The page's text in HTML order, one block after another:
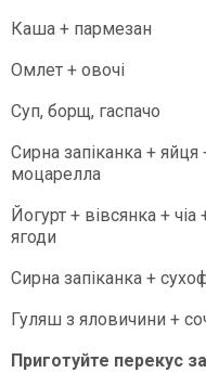
Каша + пармезан
Омлет + овочі
Суп, борщ, гаспачо
Сирна запіканка +
моцарелла
Йогурт + вівсянка +
ягоди
Сирна запіканка +
Гуляш з яловичини +
Приготуйте перекус